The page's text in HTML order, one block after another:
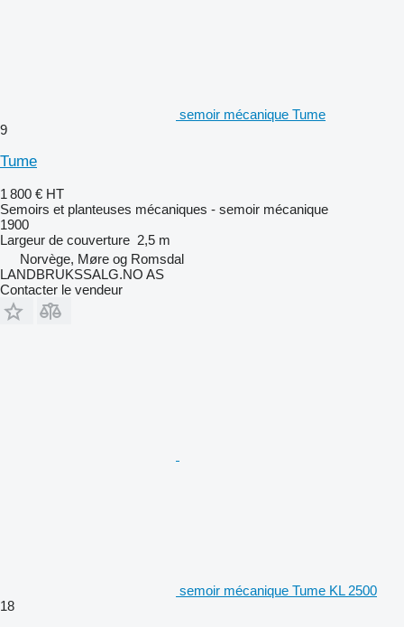
semoir mécanique Tume
9
Tume
1 800 € HT
Semoirs et planteuses mécaniques - semoir mécanique
1900
Largeur de couverture 2,5 m
Norvège, Møre og Romsdal
LANDBRUKSSALG.NO AS
Contacter le vendeur
semoir mécanique Tume KL 2500
18